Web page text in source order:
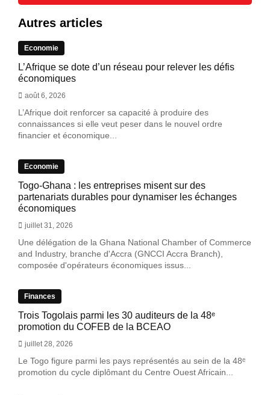
Autres articles
Economie
L’Afrique se dote d’un réseau pour relever les défis
économiques
août 6, 2026
L’Afrique doit renforcer sa capacité à produire des
connaissances si elle veut peser dans le nouvel ordre
financier et économique...
Economie
Togo-Ghana : les entreprises misent sur des
partenariats durables pour dynamiser les échanges
économiques
juillet 31, 2026
Une délégation de la Ghana National Chamber of Commerce
and Industry, branche d'Accra (GNCCI Accra Branch),
composée d'opérateurs économiques issus...
Finances
Trois Togolais parmi les 30 auditeurs de la 48ᵉ
promotion du COFEB de la BCEAO
juillet 28, 2026
Le Togo figure parmi les pays représentés au sein de la 48ᵉ
promotion du cycle diplômant du Centre Ouest Africain...